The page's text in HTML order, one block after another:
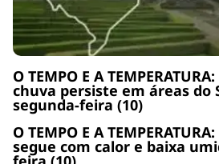
O TEMPO E A
chuva persiste em áreas do
segunda-feira (10)
O TEMPO E A
segue com calor e baixa